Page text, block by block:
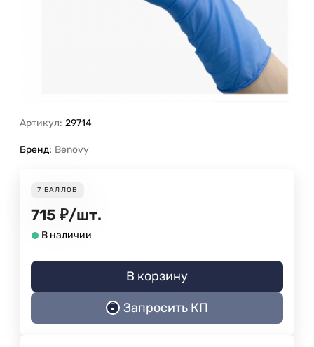
Артикул: 29714
Бренд: Benovy
7 БАЛЛОВ
715 ₽/шт.
В наличии
В корзину
Запросить КП